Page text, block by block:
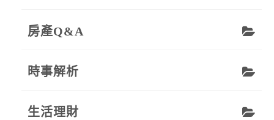
房產Q&A
時事解析
生活理財